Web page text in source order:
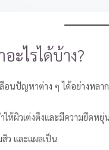
ะไรได้บ้าง?
อนปัญหาต่าง ๆ ได้อย่างหลา
ให้ผิวเต่งตึงและมีความยืดหยุ่น
ว และแผลเป็น